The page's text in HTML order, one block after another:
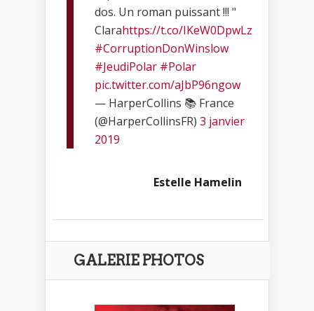
dos. Un roman puissant !!! "
Clarahttps://t.co/IKeW0DpwLz
#CorruptionDonWinslow
#JeudiPolar #Polar
pic.twitter.com/aJbP96ngow
— HarperCollins 📚 France
(@HarperCollinsFR) 3 janvier
2019
Estelle Hamelin
GALERIE PHOTOS